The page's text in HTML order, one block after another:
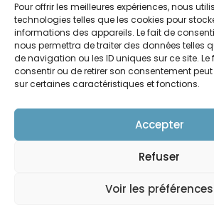
Pour offrir les meilleures expériences, nous
technologies telles que les cookies pour
informations des appareils. Le fait de
nous permettra de traiter des données telles
de navigation ou les ID uniques sur ce site. Le
consentir ou de retirer son consentement
sur certaines caractéristiques et fonctions.
Accepter
Refuser
Voir les préférences
Mentions légales
Politique de cookies
Suivre